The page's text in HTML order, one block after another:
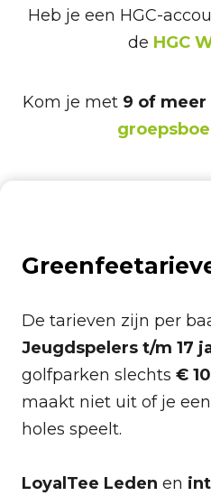
Heb je een HGC-
de HGC
Kom je met 9 of meer
De tarieven zijn per
Jeugdspelers t/m 17
golfparken slechts € 10
maakt niet uit of je
holes speelt.
LoyalTee Leden en